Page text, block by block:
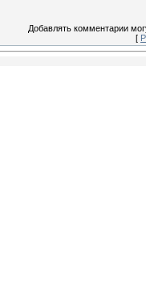
Добавлять комментарии
[